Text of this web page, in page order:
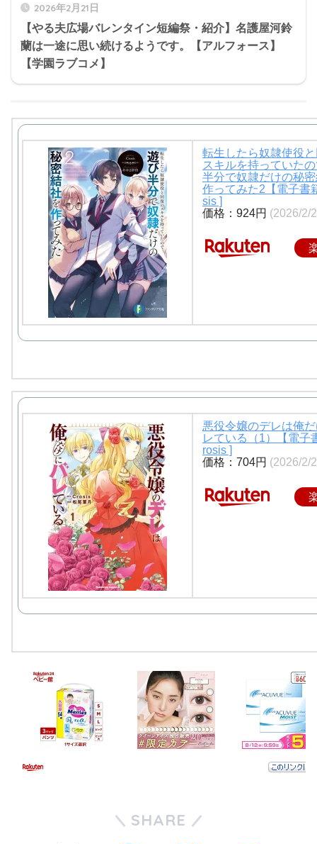
2026年2月21日
【やる夫広場バレンタイン短編祭・紹介】名護屋河鈴
蘭は一途に思い続けるようです。【アルフォース】
【学園ラブコメ】
転生したら奴隷使役
スキルを持っていた
半分で奴隷だけの秘
作ってみた2【電子書
sis ]
価格：924円 (2026/2/
悪役令嬢のデレは俺
レている（1）【電子
rosis ]
価格：704円 (2026/2/
SHARE